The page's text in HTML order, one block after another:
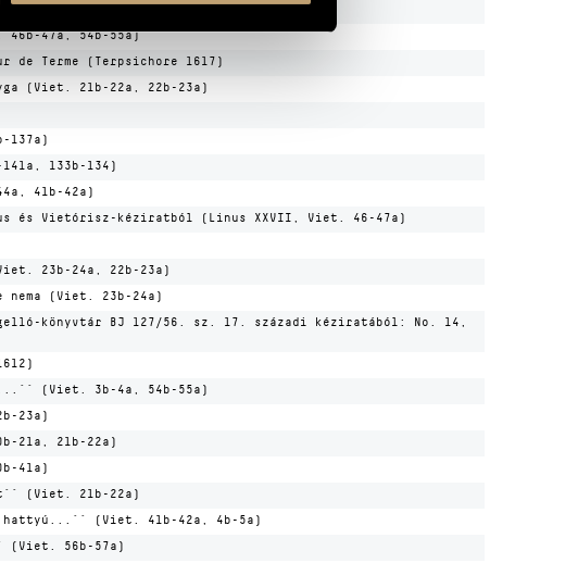
56-57a, 41b-42b, 44b-45a)
46b-47a, 54b-55a)
de Terme (Terpsichore 1617)
(Viet. 21b-22a, 22b-23a)
137a)
133b-134)
41b-42a)
és Vietórisz-kéziratból (Linus XXVII, Viet. 46-47a)
23b-24a, 22b-23a)
(Viet. 23b-24a)
könyvtár BJ 127/56. sz. 17. századi kéziratából: No. 14,
(Viet. 3b-4a, 54b-55a)
23a)
21a, 21b-22a)
41a)
(Viet. 21b-22a)
(Viet. 41b-42a, 4b-5a)
(Viet. 56b-57a)